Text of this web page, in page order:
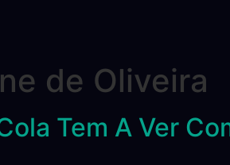
de Oliveira
Tem A Ver